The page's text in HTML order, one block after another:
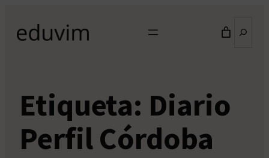
contenido
Etiqueta: Diario
Perfil Córdoba